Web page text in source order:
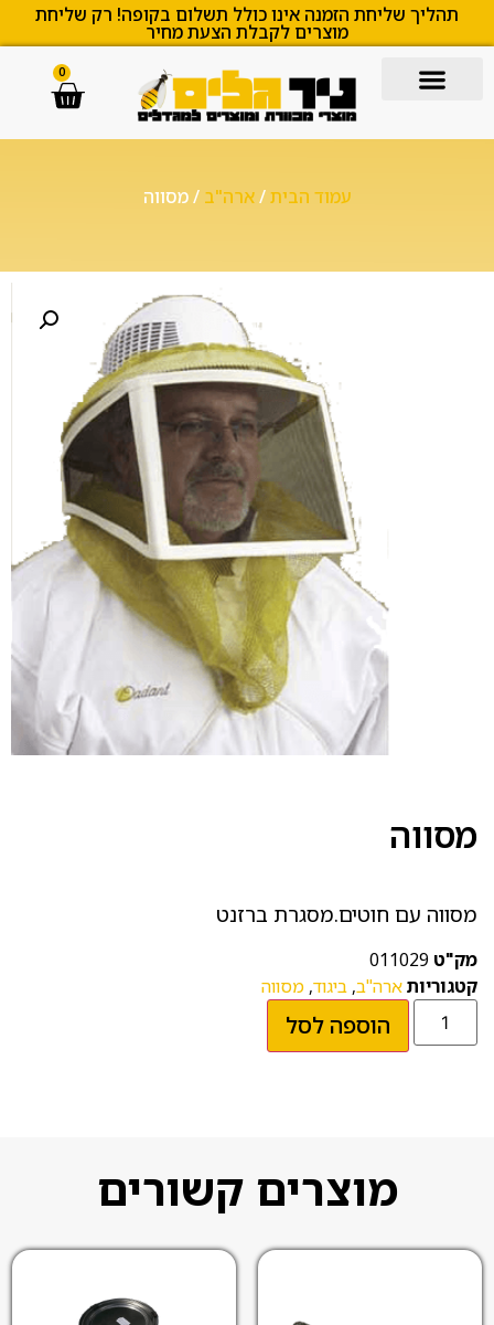
תהליך שליחת הזמנה אינו כולל תשלום בקופה! רק שליחת
מוצרים לקבלת הצעת מחיר
0
עמוד הבית/ארה"ב / מסווה
מסווה
מסווה עם חוטים.מסגרת ברזנט
מק"ט 011029
קטגוריותארה"ב, ביגוד, מסווה
הוספה לסל
מוצרים קשורים